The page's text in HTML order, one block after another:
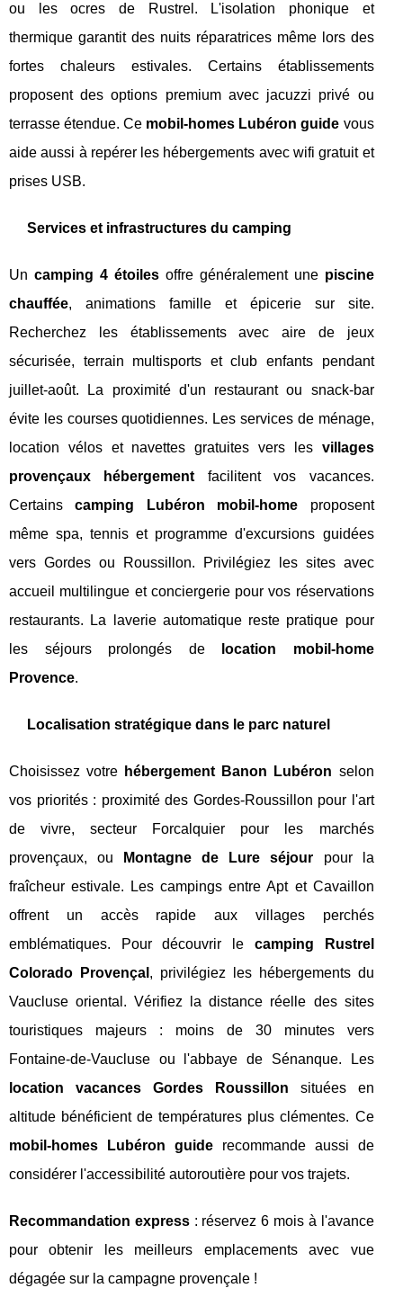
ou les ocres de Rustrel. L'isolation phonique et
thermique garantit des nuits réparatrices même lors des
fortes chaleurs estivales. Certains établissements
proposent des options premium avec jacuzzi privé ou
terrasse étendue. Ce mobil-homes Lubéron guide vous
aide aussi à repérer les hébergements avec wifi gratuit et
prises USB.
Services et infrastructures du camping
Un camping 4 étoilesoffre généralement une piscine
chauffée, animations famille et épicerie sur site.
Recherchez les établissements avec aire de jeux
sécurisée, terrain multisports et club enfants pendant
juillet-août. La proximité d'un restaurant ou snack-bar
évite les courses quotidiennes. Les services de ménage,
location vélos et navettes gratuites vers les villages
provençaux hébergement facilitent vos vacances.
Certainscamping Lubéron mobil-home proposent
même spa, tennis et programme d'excursions guidées
vers Gordes ou Roussillon. Privilégiez les sites avec
accueil multilingue et conciergerie pour vos réservations
restaurants. La laverie automatique reste pratique pour
les séjours prolongés de
location mobil-home
Provence.
Localisation stratégique dans le parc naturel
Choisissez votre hébergement Banon Lubéron selon
vos priorités : proximité des Gordes-Roussillon pour l'art
de vivre, secteur Forcalquier pour les marchés
provençaux, ou
Montagne de Lure séjour pour la
fraîcheur estivale. Les campings entre Apt et Cavaillon
offrent un accès rapide aux villages perchés
emblématiques. Pour découvrir le camping Rustrel
Colorado Provençal , privilégiez les hébergements du
Vaucluse oriental. Vérifiez la distance réelle des sites
touristiques majeurs : moins de 30 minutes vers
Fontaine-de-Vaucluse ou l'abbaye de Sénanque. Les
location vacances Gordes Roussillon situées en
altitude bénéficient de températures plus clémentes. Ce
mobil-homes Lubéron guiderecommande aussi de
considérer l'accessibilité autoroutière pour vos trajets.
Recommandation express: réservez 6 mois à l'avance
pour obtenir les meilleurs emplacements avec vue
dégagée sur la campagne provençale !